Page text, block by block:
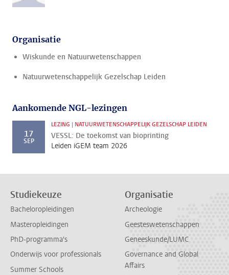
Organisatie
Wiskunde en Natuurwetenschappen
Natuurwetenschappelijk Gezelschap Leiden
Aankomende NGL-lezingen
17
SEP
LEZING | NATUURWETENSCHAPPELIJK GEZELSCHAP LEIDEN
VESSL: De toekomst van bioprinting
Leiden iGEM team 2026
Studiekeuze
Bacheloropleidingen
Masteropleidingen
PhD-programma's
Onderwijs voor professionals
Summer Schools
Organisatie
Archeologie
Geesteswetenschappen
Geneeskunde/LUMC
Governance and Global
Affairs